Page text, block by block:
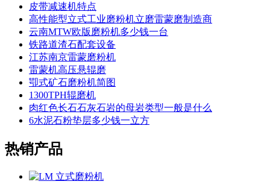
皮带减速机特点
高性能型立式工业磨粉机立磨雷蒙磨制造商
云南MTW欧版磨粉机多少钱一台
铁路道渣石配套设备
江苏南京雷蒙磨粉机
雷蒙机高压悬辊磨
卾式矿石磨粉机简图
1300TPH辊磨机
肉红色长石石灰石岩的母岩类型一般是什么
6水泥石粉垫层多少钱一立方
热销产品